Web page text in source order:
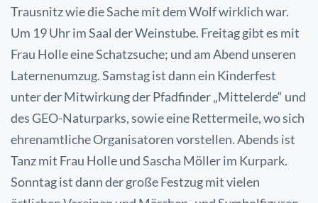
Trausnitz wie die Sache mit dem Wolf wirklich war.
Um 19 Uhr im Saal der Weinstube. Freitag gibt es mit
Frau Holle eine Schatzsuche; und am Abend unseren
Laternenumzug. Samstag ist dann ein Kinderfest
unter der Mitwirkung der Pfadfinder „Mittelerde“ und
des GEO-Naturparks, sowie eine Rettermeile, wo sich
ehrenamtliche Organisatoren vorstellen. Abends ist
Tanz mit Frau Holle und Sascha Möller im Kurpark.
Sonntag ist dann der große Festzug mit vielen